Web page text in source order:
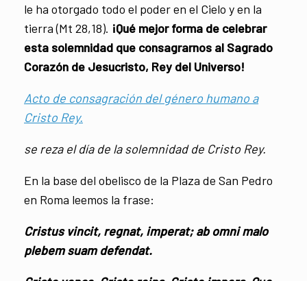
le ha otorgado todo el poder en el Cielo y en la
tierra (Mt 28,18). ¡Qué mejor forma de celebrar
esta solemnidad que consagrarnos al Sagrado
Corazón de Jesucristo, Rey del Universo!
Acto de consagración del género humano a
Cristo Rey.
se reza el día de la solemnidad de Cristo Rey.
En la base del obelisco de la Plaza de San Pedro
en Roma leemos la frase:
Cristus vincit, regnat, imperat; ab omni malo
plebem suam defendat.